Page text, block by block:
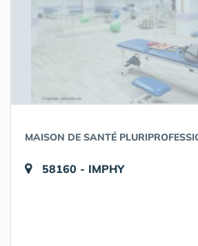
MAISON DE SANTÉ
58160 - IMPHY